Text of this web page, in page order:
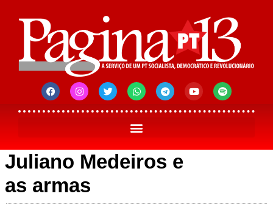
Juliano Medeiros e
as armas